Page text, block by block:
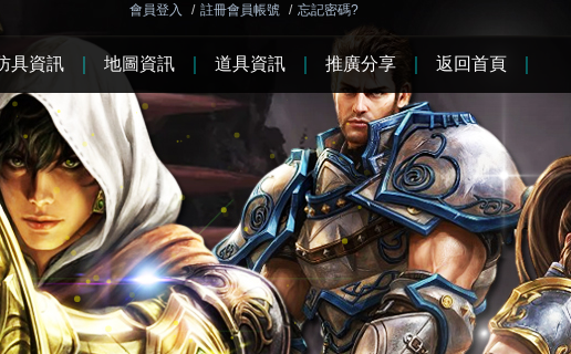
會員登入 / 註冊會員帳號 / 忘記密碼?